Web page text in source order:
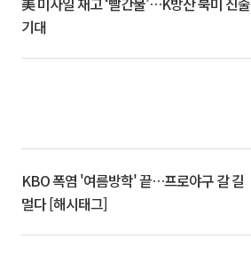
기대
KBO 폭염 '여름방학' 끝…프로야구 갈 길
멀다 [해시태그]